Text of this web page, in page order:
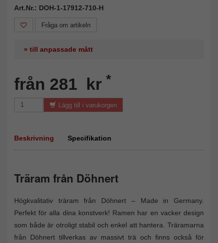
Art.Nr.: DOH-1-17912-710-H
Fråga om artikeln
» till anpassade mått
från 281 kr *
Lägg till i varukorgen
Beskrivning Specifikation
Träram från Döhnert
Högkvalitativ träram från Döhnert – Made in Germany.
Perfekt för alla dina konstverk! Ramen har en vacker design
som både är otroligt stabil och enkel att hantera. Träramarna
från Döhnert tillverkas av massivt trä och finns också för